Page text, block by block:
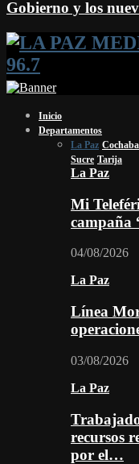
Gobierno y los
Facebook
Twitter
Instagram
Youtube
Email
Twitch
Whatsapp
Inicio
Departamentos
La Paz
Sucre Tarija
La Paz
Mi
campaña
04/08/2026
La Paz
Línea
03/08/2026
La Paz
recursos
por el…